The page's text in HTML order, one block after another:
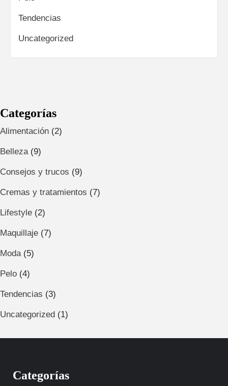
Tendencias
Uncategorized
Categorías
Alimentación (2)
Belleza(9)
Consejos y trucos (9)
Cremas y tratamientos (7)
Lifestyle (2)
Maquillaje (7)
Moda(5)
Pelo (4)
Tendencias (3)
Uncategorized (1)
Categorías